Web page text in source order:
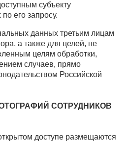
субъекту
его запросу.
данных третьим лицам
а также для целей, не
целям обработки,
случаев, прямо
Российской
СОТРУДНИКОВ
доступе размещаются